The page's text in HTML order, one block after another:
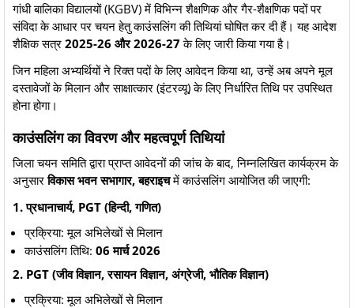
गांधी बालिका विद्यालयों (KGBV) में विभिन्न शैक्षणिक और गैर-शैक्षणिक पदों पर
संविदा के आधार पर चयन हेतु काउंसलिंग की तिथियां घोषित कर दी हैं। यह आदेश
शैक्षिक सत्र 2025-26 और 2026-27के लिए जारी किया गया है।
जिन महिला अभ्यर्थियों ने रिक्त पदों के लिए आवेदन किया था, उन्हें अब अपने मूल
दस्तावेजों के मिलान और साक्षात्कार (इंटरव्यू) के लिए निर्धारित तिथि पर उपस्थित
होना होगा।
काउंसलिंग का विवरण और महत्वपूर्ण तिथियां
जिला चयन समिति द्वारा प्राप्त आवेदनों की जांच के बाद, निम्नलिखित कार्यक्रम के
अनुसारविकास भवन सभागार, बहराइचमें काउंसलिंग आयोजित की जाएगी:
1. प्रधानाचार्य, PGT (हिन्दी, गणित)
प्रक्रिया: मूल अभिलेखों से मिलान
काउंसलिंग तिथि: 06 मार्च 2026
2. PGT (जीव विज्ञान, रसायन विज्ञान, अंग्रेजी, भौतिक विज्ञान)
प्रक्रिया: मूल अभिलेखों से मिलान